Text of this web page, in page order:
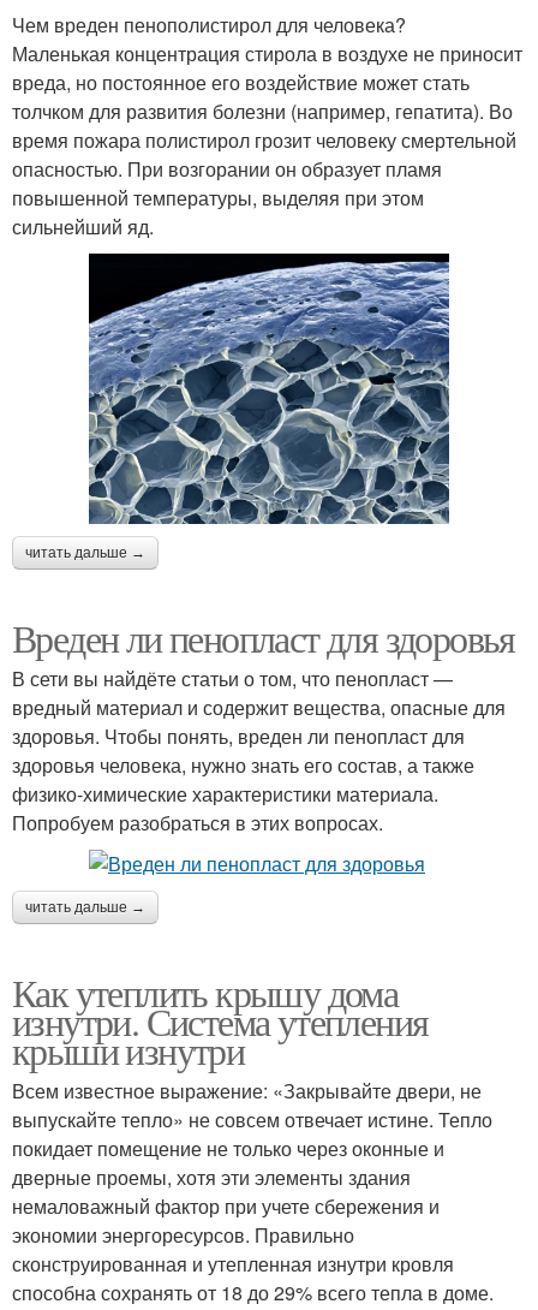
Чем вреден пенополистирол для человека?
Маленькая концентрация стирола в воздухе не приносит
вреда, но постоянное его воздействие может стать
толчком для развития болезни (например, гепатита). Во
время пожара полистирол грозит человеку смертельной
опасностью. При возгорании он образует пламя
повышенной температуры, выделяя при этом
сильнейший яд.
читать дальше →
Вреден ли пенопласт для здоровья
В сети вы найдёте статьи о том, что пенопласт —
вредный материал и содержит вещества, опасные для
здоровья. Чтобы понять, вреден ли пенопласт для
здоровья человека, нужно знать его состав, а также
физико-химические характеристики материала.
Попробуем разобраться в этих вопросах.
читать дальше →
Как утеплить крышу дома
изнутри. Система утепления
крыши изнутри
Всем известное выражение: «Закрывайте двери, не
выпускайте тепло» не совсем отвечает истине. Тепло
покидает помещение не только через оконные и
дверные проемы, хотя эти элементы здания
немаловажный фактор при учете сбережения и
экономии энергоресурсов. Правильно
сконструированная и утепленная изнутри кровля
способна сохранять от 18 до 29% всего тепла в доме.